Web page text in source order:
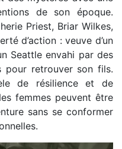
de son époque.
Priest, Briar Wilkes,
d’action : veuve d’un
Seattle envahi par des
pour retrouver son fils.
de résilience et de
femmes peuvent être
sans se conformer